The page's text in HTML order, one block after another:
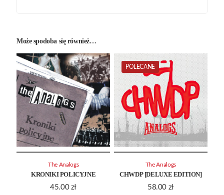
Może spodoba się również…
KRONIKI POLICYJNE
45.00 zł
The Analogs
POLECANE
CHWDP [DELUXE EDITION]
58.00 zł
The Analogs